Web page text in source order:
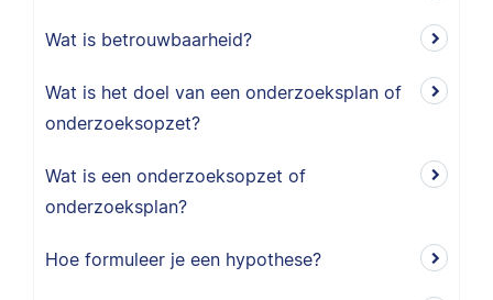
Wat is betrouwbaarheid?
Wat is het doel van een onderzoeksplan of
onderzoeksopzet?
Wat is een onderzoeksopzet of
onderzoeksplan?
Hoe formuleer je een hypothese?